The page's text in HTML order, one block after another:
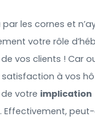
les cornes et
votre rôle
de vos clients ! Car
à vos
votre implication
. Effectivement,